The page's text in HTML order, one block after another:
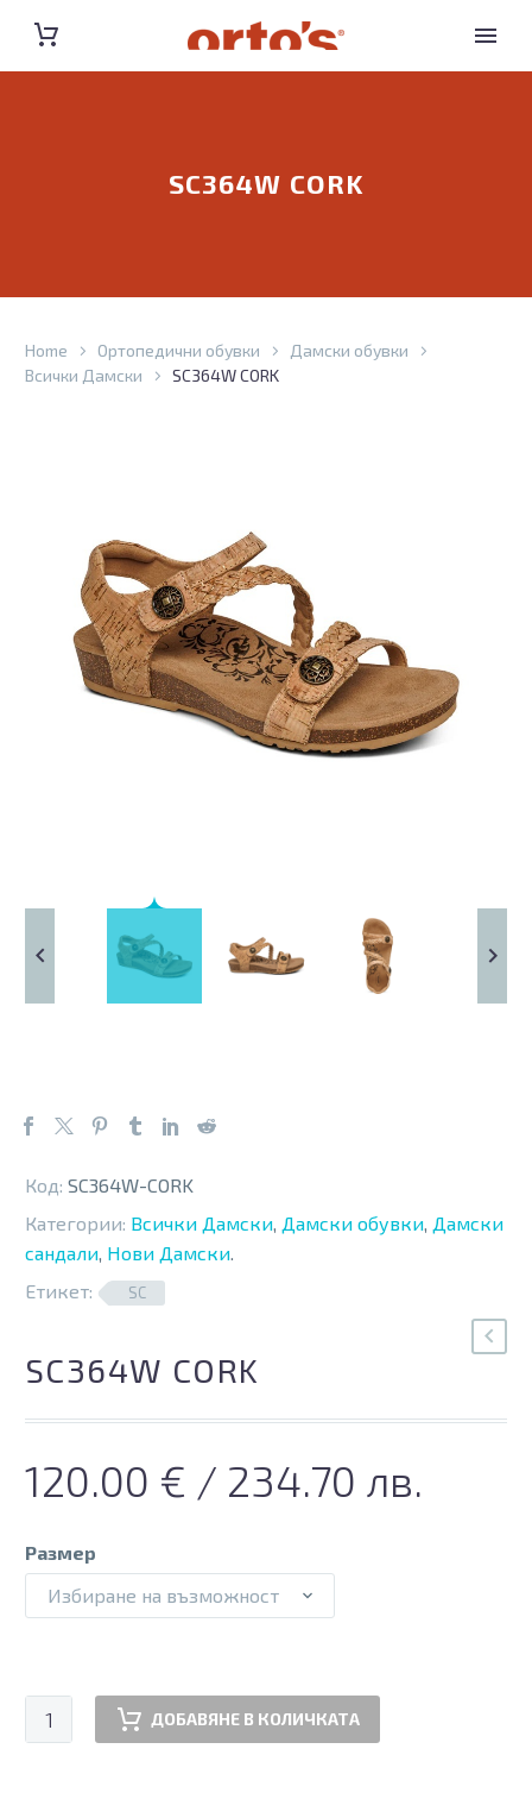
SC364W CORK
Home Ортопедични обувки
Дамски обувки
Всички Дамски
SC364W CORK
Код: SC364W-CORK
Категории: Всички Дамски, Дамски обувки, Дамски
сандали, Нови Дамски.
Етикет:
SC
SC364W CORK
120.00 € / 234.70 лв.
Размер
Избиране на възможност
количество
за
ДОБАВЯНЕ В КОЛИЧКАТА